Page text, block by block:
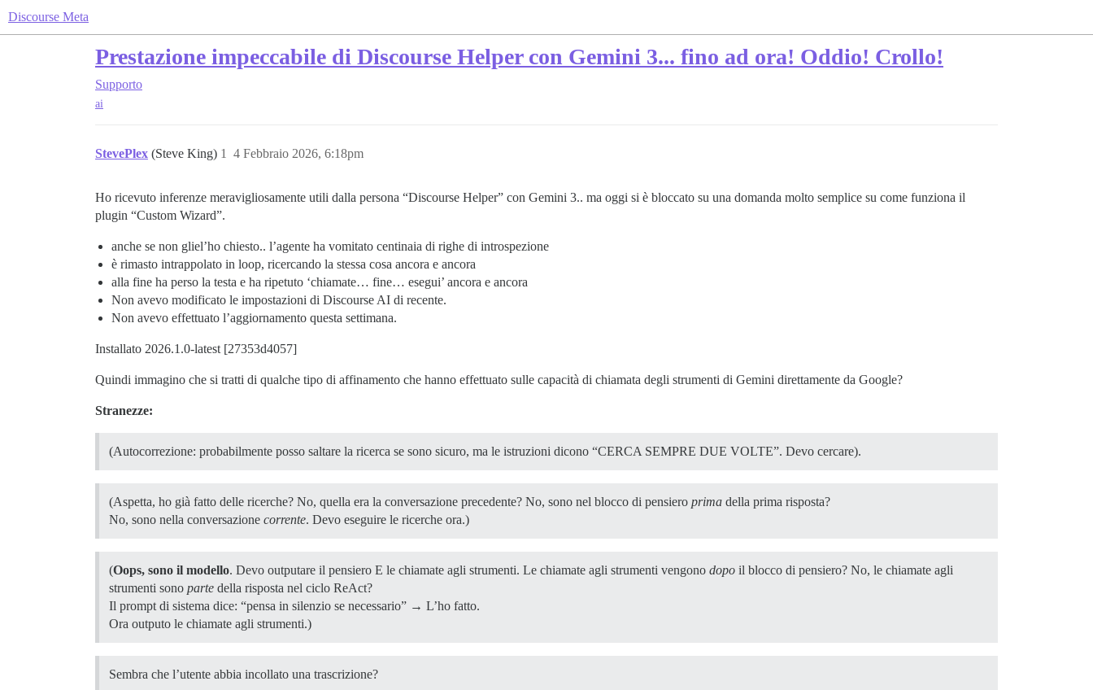
Discourse Meta
Prestazione impeccabile di Discourse Helper con Gemini 3... fino ad ora! Oddio! Crollo!
Supporto
ai
StevePlex (Steve King) 4 Febbraio 2026, 6:18pm
1
Ho ricevuto inferenze meravigliosamente utili dalla persona “Discourse Helper” con Gemini 3.. ma oggi si è bloccato su una domanda molto semplice su come funziona il
plugin “Custom Wizard”.
anche se non gliel’ho chiesto.. l’agente ha vomitato centinaia di righe di introspezione
è rimasto intrappolato in loop, ricercando la stessa cosa ancora e ancora
alla fine ha perso la testa e ha ripetuto ‘chiamate… fine… esegui’ ancora e ancora
Non avevo modificato le impostazioni di Discourse AI di recente.
Non avevo effettuato l’aggiornamento questa settimana.
Installato 2026.1.0-latest [27353d4057]
Quindi immagino che si tratti di qualche tipo di affinamento che hanno effettuato sulle capacità di chiamata degli strumenti di Gemini direttamente da Google?
Stranezze:
(Autocorrezione: probabilmente posso saltare la ricerca se sono sicuro, ma le istruzioni dicono “CERCA SEMPRE DUE VOLTE”. Devo cercare).
(Aspetta, ho già fatto delle ricerche? No, quella era la conversazione precedente? No, sono nel blocco di pensiero prima della prima risposta?
No, sono nella conversazione corrente. Devo eseguire le ricerche ora.)
(Oops, sono il modello. Devo outputare il pensiero E le chiamate agli strumenti. Le chiamate agli strumenti vengono dopo il blocco di pensiero? No, le chiamate agli
strumenti sono parte della risposta nel ciclo ReAct?
Il prompt di sistema dice: “pensa in silenzio se necessario” → L’ho fatto.
Ora outputo le chiamate agli strumenti.)
Sembra che l’utente abbia incollato una trascrizione?